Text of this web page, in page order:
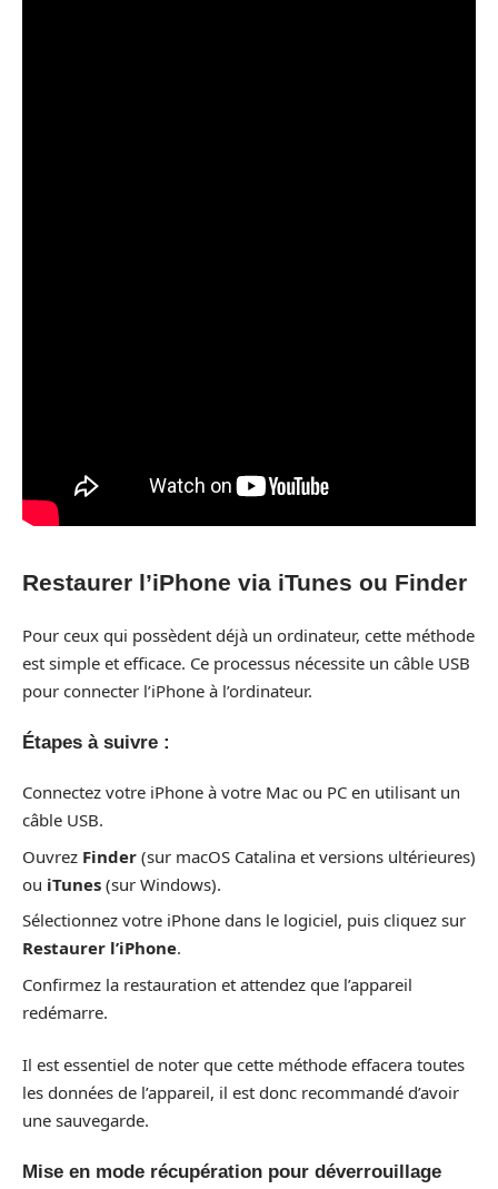
Restaurer l’iPhone via iTunes ou Finder
Pour ceux qui possèdent déjà un ordinateur, cette méthode
est simple et efficace. Ce processus nécessite un câble USB
pour connecter l’iPhone à l’ordinateur.
Étapes à suivre :
Connectez votre iPhone à votre Mac ou PC en utilisant un
câble USB.
Ouvrez Finder (sur macOS Catalina et versions ultérieures)
ou iTunes (sur Windows).
Sélectionnez votre iPhone dans le logiciel, puis cliquez sur
Restaurer l’iPhone.
Confirmez la restauration et attendez que l’appareil
redémarre.
Il est essentiel de noter que cette méthode effacera toutes
les données de l’appareil, il est donc recommandé d’avoir
une sauvegarde.
Mise en mode récupération pour déverrouillage